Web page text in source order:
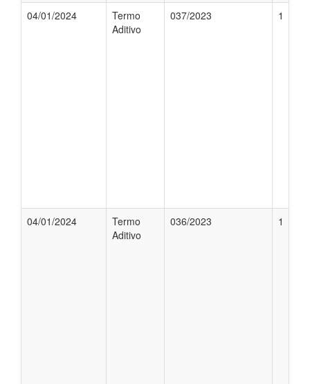
04/01/2024
Termo
Aditivo
037/2023 1
04/01/2024
Termo
Aditivo
036/2023 1